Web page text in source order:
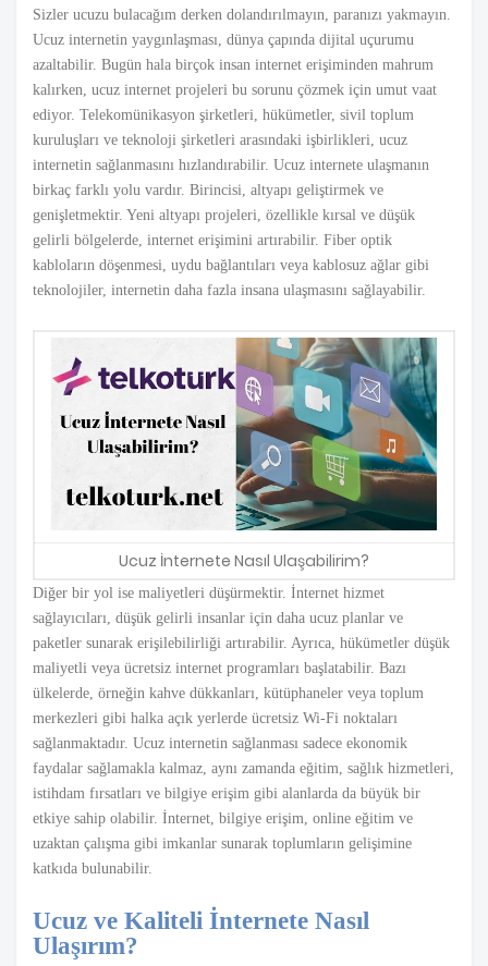
Sizler ucuzu bulacağım derken dolandırılmayın, paranızı yakmayın.
Ucuz internetin yaygınlaşması, dünya çapında dijital uçurumu
azaltabilir. Bugün hala birçok insan internet erişiminden mahrum
kalırken, ucuz internet projeleri bu sorunu çözmek için umut vaat
ediyor. Telekomünikasyon şirketleri, hükümetler, sivil toplum
kuruluşları ve teknoloji şirketleri arasındaki işbirlikleri, ucuz
internetin sağlanmasını hızlandırabilir. Ucuz internete ulaşmanın
birkaç farklı yolu vardır. Birincisi, altyapı geliştirmek ve
genişletmektir. Yeni altyapı projeleri, özellikle kırsal ve düşük
gelirli bölgelerde, internet erişimini artırabilir. Fiber optik
kabloların döşenmesi, uydu bağlantıları veya kablosuz ağlar gibi
teknolojiler, internetin daha fazla insana ulaşmasını sağlayabilir.
Ucuz İnternete Nasıl Ulaşabilirim?
Diğer bir yol ise maliyetleri düşürmektir. İnternet hizmet
sağlayıcıları, düşük gelirli insanlar için daha ucuz planlar ve
paketler sunarak erişilebilirliği artırabilir. Ayrıca, hükümetler düşük
maliyetli veya ücretsiz internet programları başlatabilir. Bazı
ülkelerde, örneğin kahve dükkanları, kütüphaneler veya toplum
merkezleri gibi halka açık yerlerde ücretsiz Wi-Fi noktaları
sağlanmaktadır. Ucuz internetin sağlanması sadece ekonomik
faydalar sağlamakla kalmaz, aynı zamanda eğitim, sağlık hizmetleri,
istihdam fırsatları ve bilgiye erişim gibi alanlarda da büyük bir
etkiye sahip olabilir. İnternet, bilgiye erişim, online eğitim ve
uzaktan çalışma gibi imkanlar sunarak toplumların gelişimine
katkıda bulunabilir.
Ucuz ve Kaliteli İnternete Nasıl
Ulaşırım?